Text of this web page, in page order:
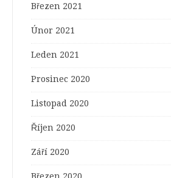
Březen 2021
Únor 2021
Leden 2021
Prosinec 2020
Listopad 2020
Říjen 2020
Září 2020
Březen 2020